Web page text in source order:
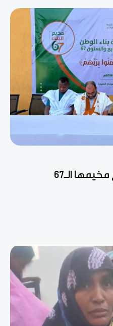
شبيبة بناء الوطن تفتتح مخيمها الـ67